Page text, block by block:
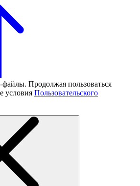
Продолжая пользоваться
условия Пользовательского